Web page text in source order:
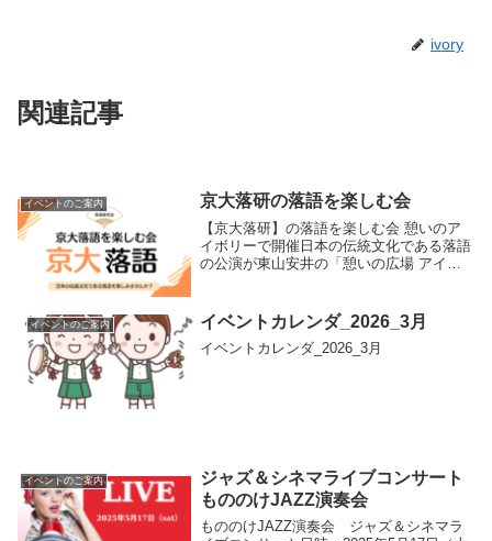
ivory
関連記事
イベントのご案内 京大落研の落語を楽しむ会
【京大落研】の落語を楽しむ会 憩いのア
イボリーで開催日本の伝統文化である落語
の公演が東山安井の「憩いの広場 アイボ
ました。当日の出演者は未定ですが、楽し
い一時を...
イベントのご案内 イベントカレンダ_2026_3月
イベントカレンダ_2026_3月
イベントのご案内
ジャズ＆シネマライブコンサート
もののけJAZZ演奏会
もののけJAZZ演奏会 ジャズ＆シネマラ